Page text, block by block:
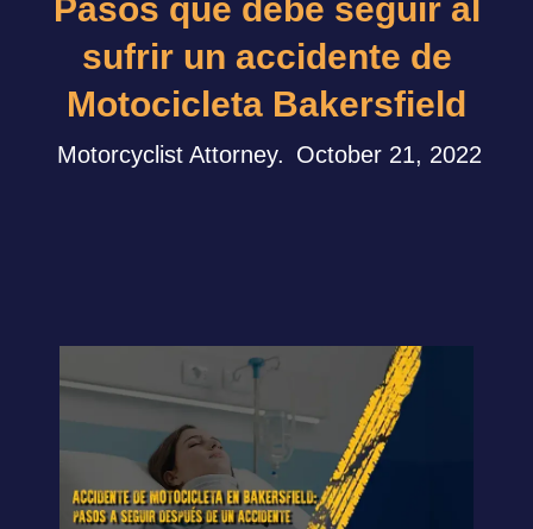
Pasos que debe seguir al
sufrir un accidente de
Motocicleta Bakersfield
Motorcyclist Attorney. October 21, 2022